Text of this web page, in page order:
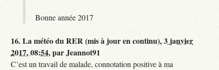
Bonne année 2017
16.La météo du RER (mis à jour en continu),3 janvier
2017, 08:54,parJeannot91
C’est un travail de malade, connotation positive à ma